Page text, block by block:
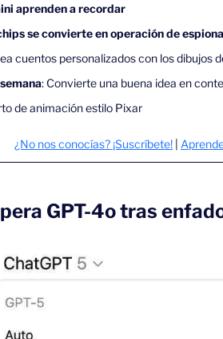
aprenden a recordar
se convierte en operación de
cuentos personalizados con los dibujos
: Convierte una buena idea en
de animación estilo Pixar
¿No nos conocías? ¡Suscríbete! |
GPT-4o tras